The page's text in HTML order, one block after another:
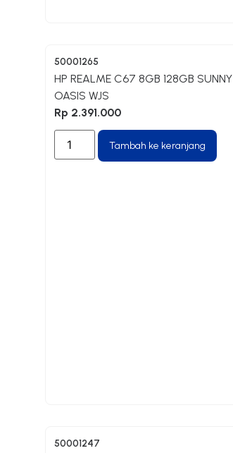
50001265
HP REALME C67 8GB 128GB SUNNY
OASIS WJS
Rp 2.391.000
Tambah ke keranjang
50001247